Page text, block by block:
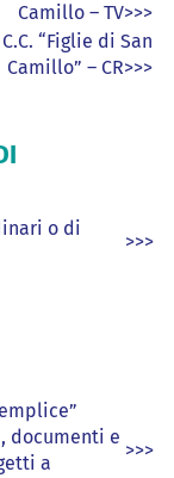
Camillo – TV>>>
C.C. “Figlie di San
Camillo” – CR>>>
o di
>>>
documenti e
a
>>>